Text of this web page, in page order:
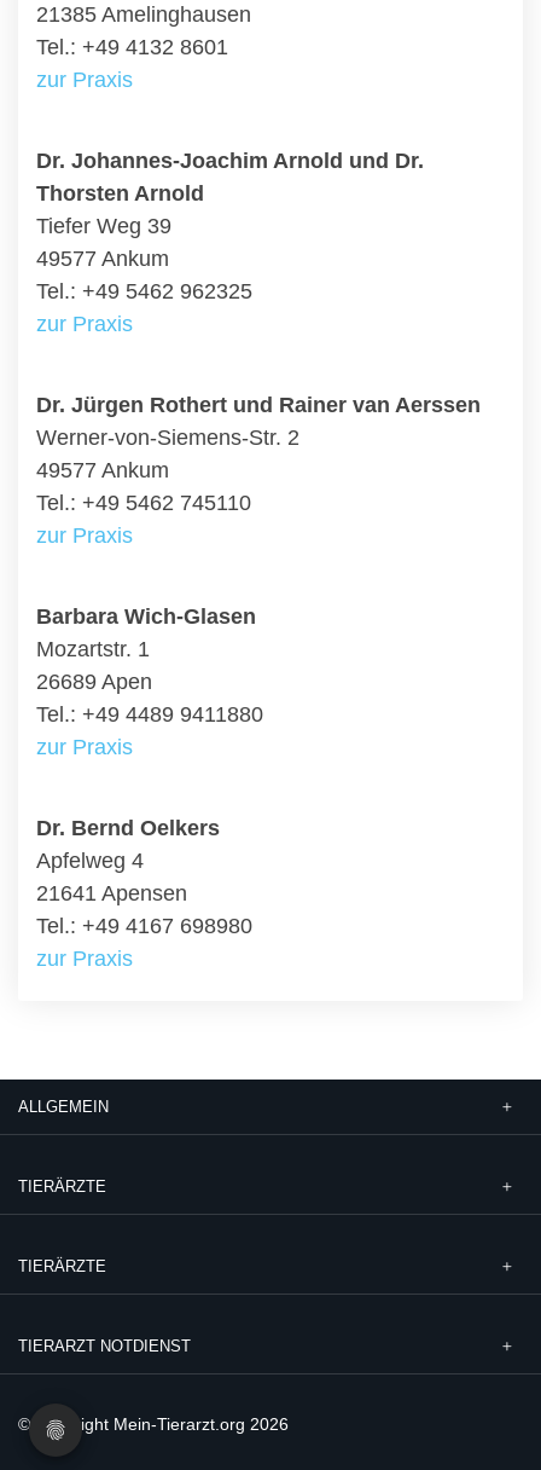
21385 Amelinghausen
Tel.: +49 4132 8601
zur Praxis
Dr. Johannes-Joachim Arnold und Dr.
Thorsten Arnold
Tiefer Weg 39
49577 Ankum
Tel.: +49 5462 962325
zur Praxis
Dr. Jürgen Rothert und Rainer van Aerssen
Werner-von-Siemens-Str. 2
49577 Ankum
Tel.: +49 5462 745110
zur Praxis
Barbara Wich-Glasen
Mozartstr. 1
26689 Apen
Tel.: +49 4489 9411880
zur Praxis
Dr. Bernd Oelkers
Apfelweg 4
21641 Apensen
Tel.: +49 4167 698980
zur Praxis
ALLGEMEIN
TIERÄRZTE
TIERÄRZTE
TIERARZT NOTDIENST
© Copyright Mein-Tierarzt.org 2026